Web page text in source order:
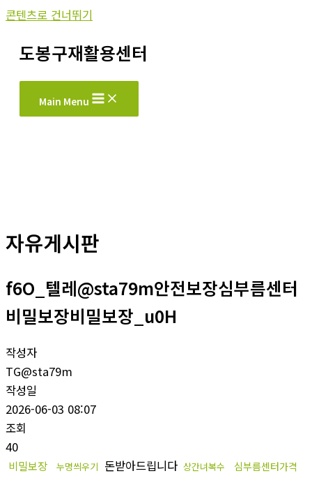
콘텐츠로 건너뛰기
도봉구재활용센터
Main Menu
자유게시판
f6O_텔레@sta79m안전보장심부름센터
비밀보장비밀보장_u0H
작성자
TG@sta79m
작성일
2026-06-03 08:07
조회
40
비밀보장 누명씌우기 돈받아드립니다 상간녀복수 심부름센터가격